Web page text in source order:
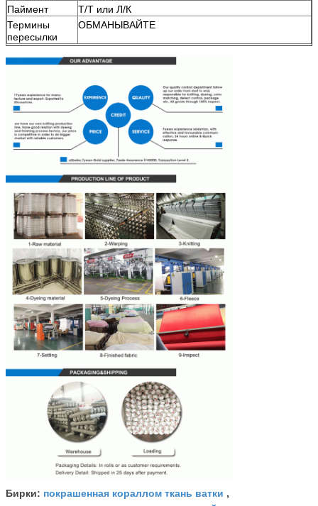
Паймент
Т/Т или Л/К
Термины
пересылки
ОБМАНЫВАЙТЕ
Бирки: покрашенная кораллом ткань ватки ,